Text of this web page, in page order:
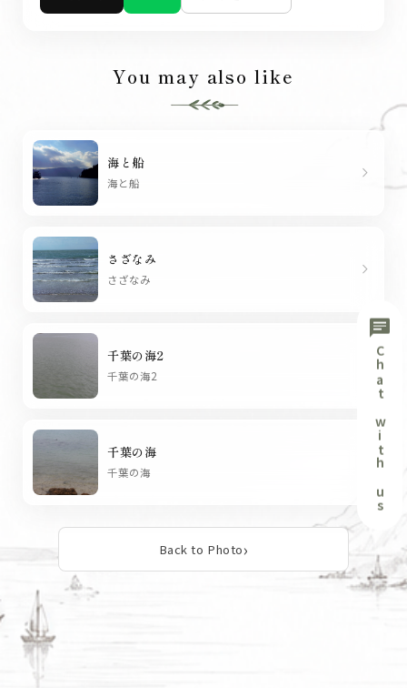
You may also like
海と船
海と船 chevron_right
さざなみ
さざなみ chevron_right
千葉の海2
千葉の海2
千葉の海
千葉の海
Back to Photo
chat
Chat with us